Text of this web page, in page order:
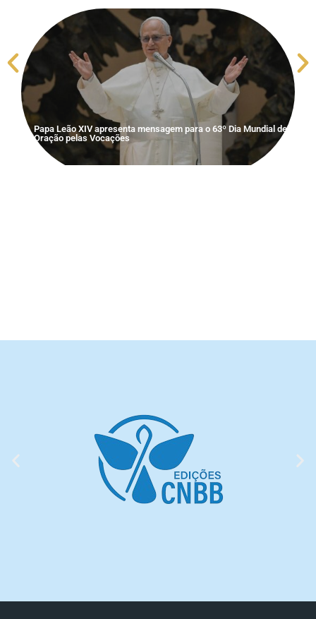
Papa Leão XIV apresenta mensagem para o 63º Dia Mundial de
Oração pelas Vocações